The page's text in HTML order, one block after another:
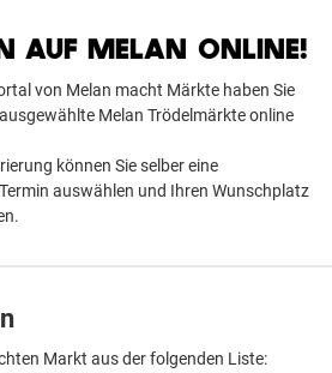
AUF MELAN ONLINE!
von Melan macht Märkte haben Sie
Melan Trödelmärkte online
können Sie selber eine
auswählen und Ihren Wunschplatz
Markt aus der folgenden Liste: